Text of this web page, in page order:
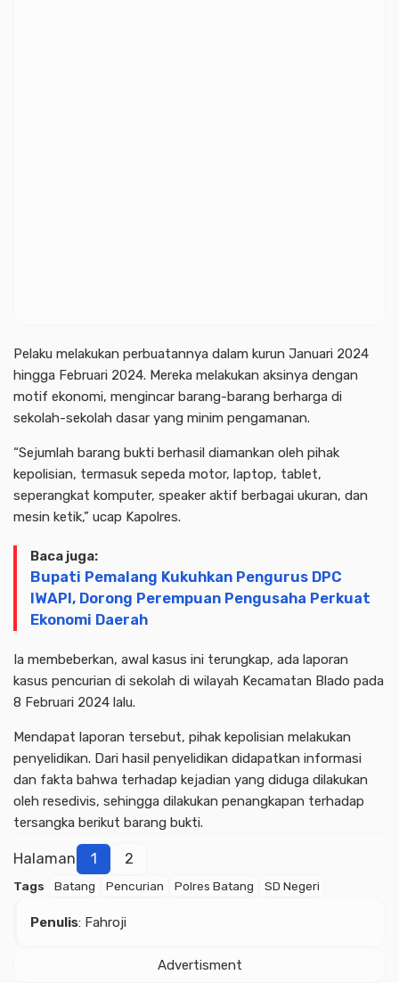
Pelaku melakukan perbuatannya dalam kurun Januari 2024
hingga Februari 2024. Mereka melakukan aksinya dengan
motif ekonomi, mengincar barang-barang berharga di
sekolah-sekolah dasar yang minim pengamanan.
“Sejumlah barang bukti berhasil diamankan oleh pihak
kepolisian, termasuk sepeda motor, laptop, tablet,
seperangkat komputer, speaker aktif berbagai ukuran, dan
mesin ketik,” ucap Kapolres.
Baca juga:
Bupati Pemalang Kukuhkan Pengurus DPC
IWAPI, Dorong Perempuan Pengusaha Perkuat
Ekonomi Daerah
Ia membeberkan, awal kasus ini terungkap, ada laporan
kasus pencurian di sekolah di wilayah Kecamatan Blado pada
8 Februari 2024 lalu.
Mendapat laporan tersebut, pihak kepolisian melakukan
penyelidikan. Dari hasil penyelidikan didapatkan informasi
dan fakta bahwa terhadap kejadian yang diduga dilakukan
oleh resedivis, sehingga dilakukan penangkapan terhadap
tersangka berikut barang bukti.
Halaman 1 2
Tags Batang Pencurian Polres Batang SD Negeri
Penulis: Fahroji
Advertisment